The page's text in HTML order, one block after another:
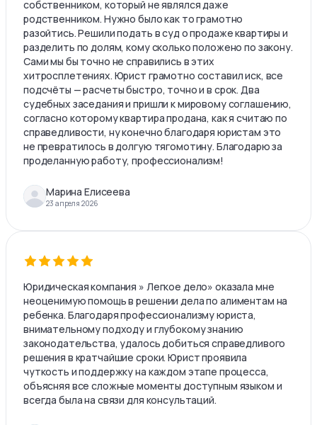
собственником, который не являлся даже
родственником. Нужно было как то грамотно
разойтись. Решили подать в суд о продаже квартиры и
разделить по долям, кому сколько положено по закону.
Сами мы бы точно не справились в этих
хитросплетениях. Юрист грамотно составил иск, все
подсчёты — расчеты быстро, точно и в срок. Два
судебных заседания и пришли к мировому соглашению,
согласно которому квартира продана, как я считаю по
справедливости, ну конечно благодаря юристам это
не превратилось в долгую тягомотину. Благодарю за
проделанную работу, профессионализм!
Марина Елисеева
23 апреля 2026
Юридическая компания » Легкое дело» оказала мне
неоценимую помощь в решении дела по алиментам на
ребенка. Благодаря профессионализму юриста,
внимательному подходу и глубокому знанию
законодательства, удалось добиться справедливого
решения в кратчайшие сроки. Юрист проявила
чуткость и поддержку на каждом этапе процесса,
объясняя все сложные моменты доступным языком и
всегда была на связи для консультаций.